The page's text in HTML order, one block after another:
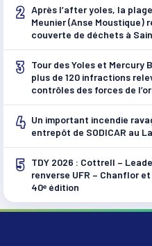
2 Après l’after yoles, la plage
Meunier (Anse Moustique)
couverte de déchets à
3
Tour des Yoles et Mercury
plus de 120 infractions
contrôles des forces de
4 Un important incendie
entrepôt de SODICAR au
5
TDY 2026 : Cottrell –
renverse UFR – Chanflor
40ᵉ édition